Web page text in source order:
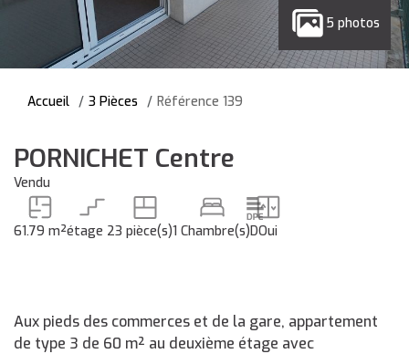
5 photos
Accueil 3 Pièces Référence 139
PORNICHET Centre
Vendu
61.79 m²étage 23 pièce(s)1 Chambre(s)DOui
Aux pieds des commerces et de la gare, appartement
de type 3 de 60 m² au deuxième étage avec